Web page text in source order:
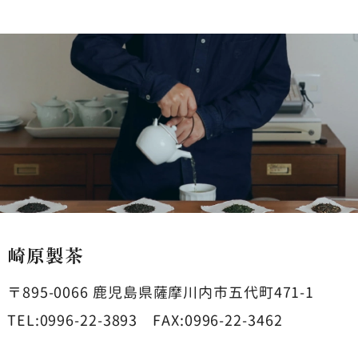
崎原製茶
〒895-0066 鹿児島県薩摩川内市五代町471-1
TEL:0996-22-3893
FAX:0996-22-3462